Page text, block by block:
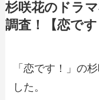
杉咲花のドラ
調査！【恋で
「恋です！」の
した。